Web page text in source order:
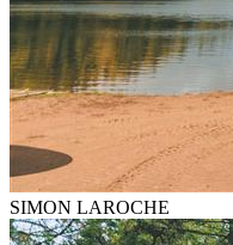
SIMON LAROCHE